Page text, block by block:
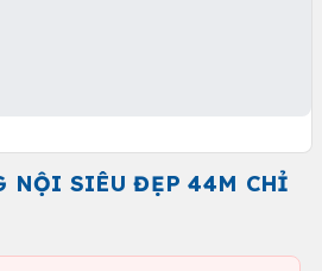
NỘI SIÊU ĐẸP 44M CHỈ